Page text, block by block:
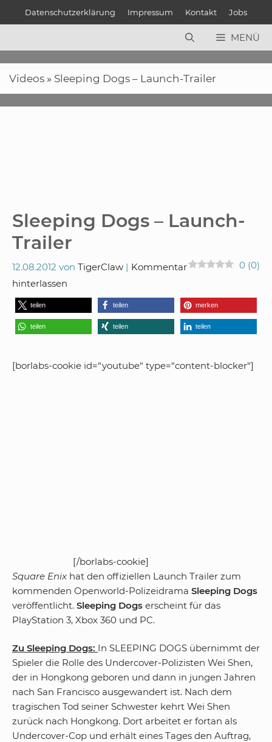
Datenschutzerklärung Impressum Kontakt Jobs
MENÜ
Videos » Sleeping Dogs – Launch-Trailer
Sleeping Dogs – Launch-
Trailer
12.08.2012 von TigerClaw 0 (0)
Kommentar
hinterlassen
teilen teilen merken
teilen teilen teilen
[borlabs-cookie id=“youtube“ type=“content-blocker“]
[/borlabs-cookie]
Square Enix hat den offiziellen Launch Trailer zum
kommenden Openworld-Polizeidrama Sleeping Dogs
veröffentlicht. Sleeping Dogs erscheint für das
PlayStation 3, Xbox 360 und PC.
Zu Sleeping Dogs: In SLEEPING DOGS übernimmt der
Spieler die Rolle des Undercover-Polizisten Wei Shen,
der in Hongkong geboren und dann in jungen Jahren
nach San Francisco ausgewandert ist. Nach dem
tragischen Tod seiner Schwester kehrt Wei Shen
zurück nach Hongkong. Dort arbeitet er fortan als
Undercover-Cop und erhält eines Tages den Auftrag,